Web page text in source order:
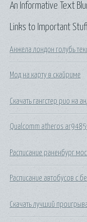
Links to Important
Анжела лондон голубь
Мод на карту в скайриме
Скачать гангстер рио на
Qualcomm atheros
Расписание раненбург
Расписание автобусов с
Скачать лучший
An Informative Text